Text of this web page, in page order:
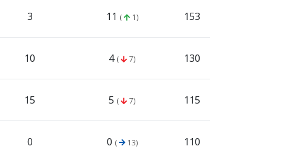
3 11 ( 1) 153
10 4 ( 7) 130
15 5 ( 7) 115
0 0 ( 13) 110